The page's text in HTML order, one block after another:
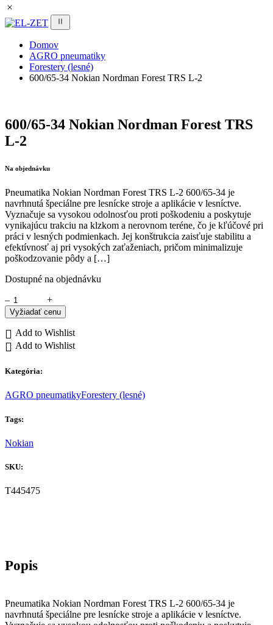
Domov
AGRO pneumatiky
Forestery (lesné)
600/65-34 Nokian Nordman Forest TRS L-2
600/65-34 Nokian Nordman Forest TRS
L-2
Na objednávku
Pneumatika Nokian Nordman Forest TRS L-2 600/65-34 je
navrhnutá špeciálne pre lesnícke stroje a aplikácie v lesníctve.
Vyznačuje sa vysokou odolnosťou proti poškodeniu a poskytuje
vynikajúcu trakciu na klzkom a nerovnom teréne, čo je kľúčové pri
práci v lesných podmienkach. Jej konštrukcia zaisťuje stabilitu a
efektívnosť aj pri vysokých zaťaženiach, pričom minimalizuje
poškodzovanie pôdy a […]
Dostupné na objednávku
–
+
Vyžiadať cenu
Add to Wishlist
Add to Wishlist
Kategória:
AGRO pneumatikyForestery (lesné)
Tags:
Nokian
SKU:
T445475
Pneumatika Nokian Nordman Forest TRS L-2 600/65-34 je
navrhnutá špeciálne pre lesnícke stroje a aplikácie v lesníctve.